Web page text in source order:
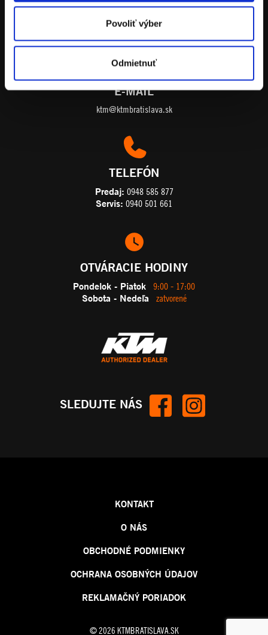
Povoliť výber
Odmietnuť
KTM Bratislava
Stará Vajnorská 11
831 04 Bratislava
E-MAIL
ktm@ktmbratislava.sk
TELEFÓN
Predaj: 0948 585 877
Servis: 0940 501 661
OTVÁRACIE HODINY
Pondelok - Piatok 9:00 - 17:00
Sobota - Nedeľa zatvorené
SLEDUJTE NÁS
KONTAKT
O NÁS
OBCHODNÉ PODMIENKY
OCHRANA OSOBNÝCH ÚDAJOV
REKLAMAČNÝ PORIADOK
© 2026 KTMBRATISLAVA.SK